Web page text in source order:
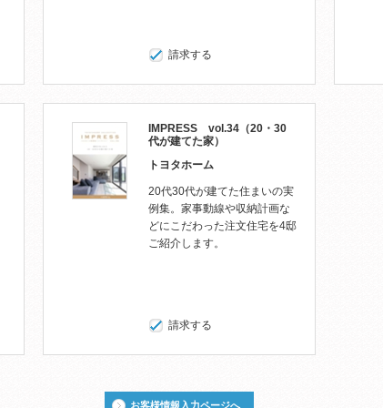
請求する
IMPRESS vol.34（20・30
代が建てた家）
トヨタホーム
20代30代が建てた住まいの実
例集。家事動線や収納計画な
どにこだわった注文住宅を4邸
ご紹介します。
請求する
お客様情報入力ページへ